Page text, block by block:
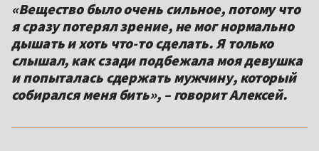
«Вещество было очень сильное, потому что
я сразу потерял зрение, не мог нормально
дышать и хоть что-то сделать. Я только
слышал, как сзади подбежала моя девушка
и попыталась сдержать мужчину, который
собирался меня бить», – говорит Алексей.